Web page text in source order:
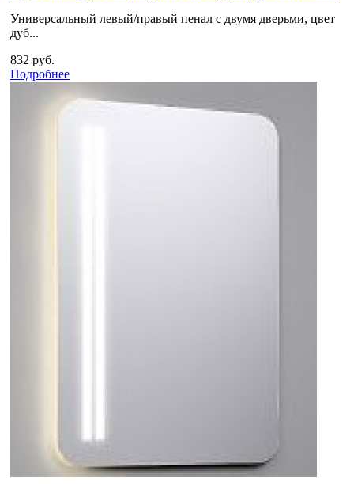
Универсальный левый/правый пенал с двумя дверьми, цвет
дуб...
832 руб.
Подробнее